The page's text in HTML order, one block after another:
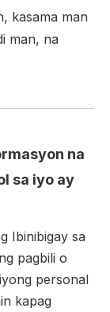
kasama man
man, na
na
sa iyo ay
Ibinibigay sa
pagbili o
personal
kapag